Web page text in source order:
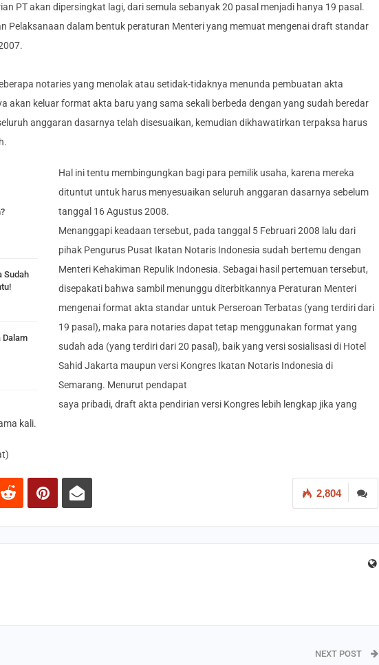
PT akan dipersingkat lagi, dari semula sebanyak 20 pasal menjadi hanya 19 pasal.
Pelaksanaan dalam bentuk peraturan Menteri yang memuat mengenai draft standar
notaries yang menolak atau setidak-tidaknya menunda pembuatan akta
akan keluar format akta baru yang sama sekali berbeda dengan yang sudah beredar
anggaran dasarnya telah disesuaikan, kemudian dikhawatirkan terpaksa harus
Sudah
Dalam
Hal ini tentu membingungkan bagi para pemilik usaha, karena mereka
dituntut untuk harus menyesuaikan seluruh anggaran dasarnya sebelum
tanggal 16 Agustus 2008.
Menanggapi keadaan tersebut, pada tanggal 5 Februari 2008 lalu dari
pihak Pengurus Pusat Ikatan Notaris Indonesia sudah bertemu dengan
Menteri Kehakiman Repulik Indonesia. Sebagai hasil pertemuan tersebut,
disepakati bahwa sambil menunggu diterbitkannya Peraturan Menteri
mengenai format akta standar untuk Perseroan Terbatas (yang terdiri dari
19 pasal), maka para notaries dapat tetap menggunakan format yang
sudah ada (yang terdiri dari 20 pasal), baik yang versi sosialisasi di Hotel
Sahid Jakarta maupun versi Kongres Ikatan Notaris Indonesia di
Semarang. Menurut pendapat
saya pribadi, draft akta pendirian versi Kongres lebih lengkap jika yang
kali.
2,804
NEXT POST